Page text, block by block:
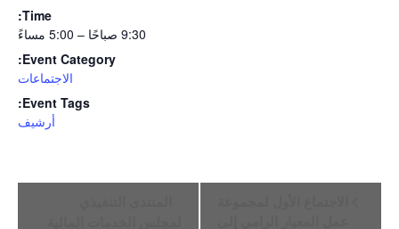
Time:
9:30 صباحًا – 5:00 مساءً
Event Category:
الاجتماعات
Event Tags:
أرشيف